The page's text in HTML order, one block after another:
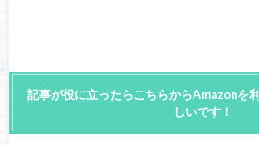
記事が役に立ったらこちらからAmazonを
しいです！